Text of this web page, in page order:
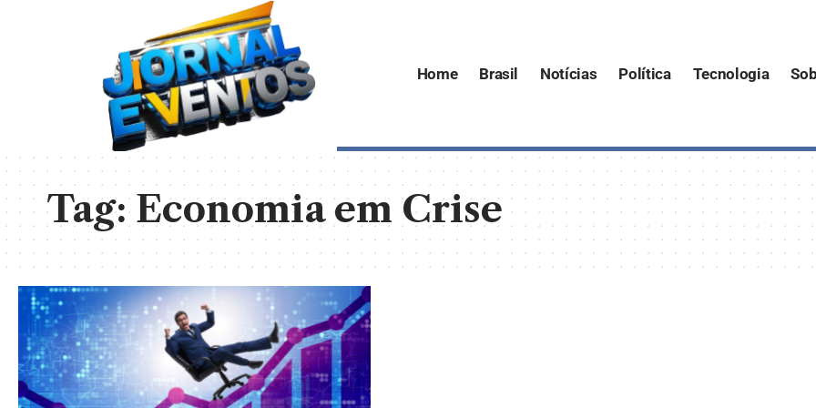
Home Brasil Notícias Política Tecnologia
Tag:Economia em Crise